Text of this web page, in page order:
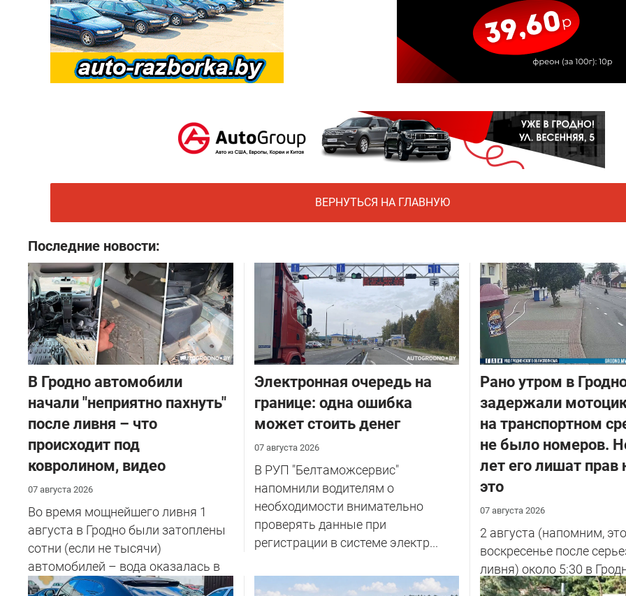
ВЕРНУТЬСЯ НА ГЛАВНУЮ
Последние новости:
В Гродно автомобили
начали "неприятно пахнуть"
после ливня – что
происходит под
ковролином, видео
07 августа 2026
Во время мощнейшего ливня 1
августа в Гродно были затоплены
сотни (если не тысячи)
автомобилей – вода оказалась в
салоне...
Электронная очередь на
границе: одна ошибка
может стоить денег
07 августа 2026
В РУП "Белтаможсервис"
напомнили водителям о
необходимости внимательно
проверять данные при
регистрации в системе электр...
Рано утром в
задержали
на транспортном
не было номеров.
лет его лишат прав
это
07 августа 2026
2 августа (напомним,
воскресенье после
ливня) около 5:30 в
улице Советских